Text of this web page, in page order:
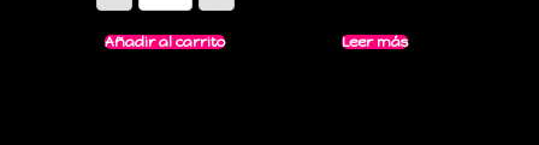
Añadir al carrito Leer más